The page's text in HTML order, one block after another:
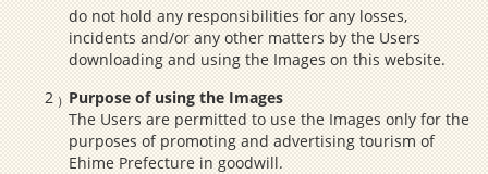
do not hold any responsibilities for any losses,
incidents and/or any other matters by the Users
downloading and using the Images on this website.
Purpose of using the Images
The Users are permitted to use the Images only for the
purposes of promoting and advertising tourism of
Ehime Prefecture in goodwill.